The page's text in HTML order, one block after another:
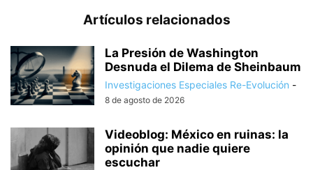
Artículos relacionados
La Presión de Washington
Desnuda el Dilema de Sheinbaum
Investigaciones Especiales Re-Evolución -
8 de agosto de 2026
Videoblog: México en ruinas: la
opinión que nadie quiere
escuchar